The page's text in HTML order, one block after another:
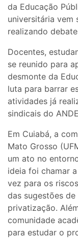
da Educação
universitária vem
realizando
Docentes,
se reunido para
desmonte da
luta para barrar
atividades já
sindicais do
Em Cuiabá, a
Mato Grosso
um ato no
ideia foi chamar
vez para os
das sugestões
privatização.
comunidade
para estudar o